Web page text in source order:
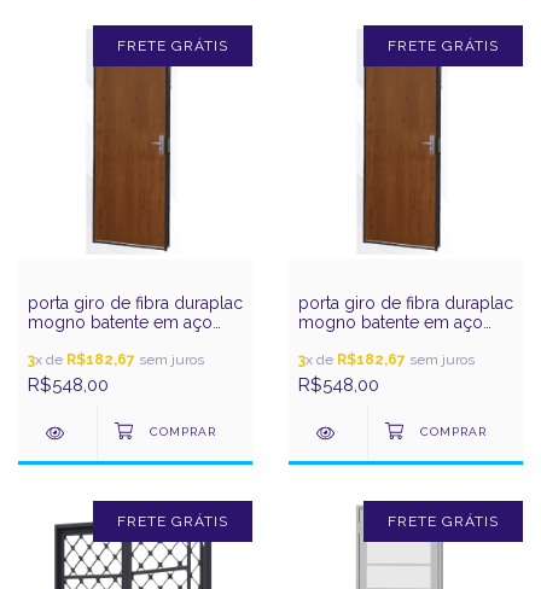
FRETE GRÁTIS
porta giro de fibra duraplac
mogno batente em aço
3x de R$182,67 sem juros
R$548,00
FRETE GRÁTIS
porta giro de fibra duraplac
mogno batente em aço
3x de R$182,67 sem juros
R$548,00
FRETE GRÁTIS FRETE GRÁTIS